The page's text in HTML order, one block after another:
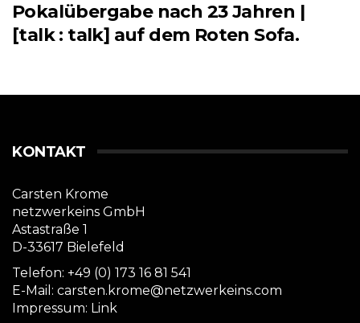
Pokalübergabe nach 23 Jahren |
[talk : talk] auf dem Roten Sofa.
KONTAKT
Carsten Krome
netzwerkeins GmbH
Astastraße 1
D-33617 Bielefeld
Telefon: +49 (0) 173 16 81 541
E-Mail: carsten.krome@netzwerkeins.com
Impressum: Link